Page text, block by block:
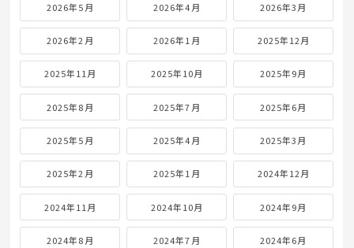
2026年5月 2026年4月 2026年3月
2026年2月 2026年1月 2025年12月
2025年11月 2025年10月 2025年9月
2025年8月 2025年7月 2025年6月
2025年5月 2025年4月 2025年3月
2025年2月 2025年1月 2024年12月
2024年11月 2024年10月 2024年9月
2024年8月 2024年7月 2024年6月